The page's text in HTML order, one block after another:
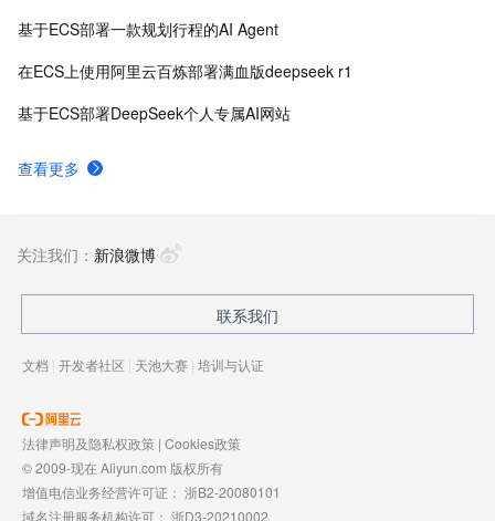
基于ECS部署一款规划行程的AI Agent
在ECS上使用阿里云百炼部署满血版deepseek r1
基于ECS部署DeepSeek个人专属AI网站
查看更多
关注我们： 新浪微博
联系我们
文档 | 开发者社区 | 天池大赛 | 培训与认证
法律声明及隐私权政策 | Cookies政策
© 2009-现在 Aliyun.com 版权所有
增值电信业务经营许可证： 浙B2-20080101
域名注册服务机构许可： 浙D3-20210002